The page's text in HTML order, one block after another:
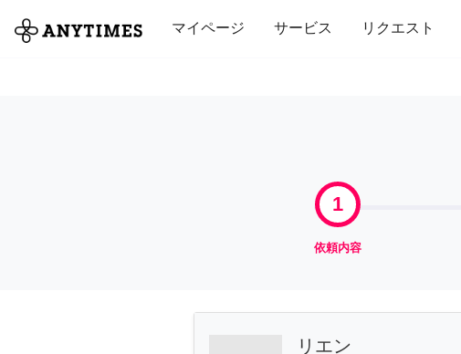
マイページ サービス リクエスト
全て 修理・組立 家事 引っ越し イン
1
依頼内容
リエン